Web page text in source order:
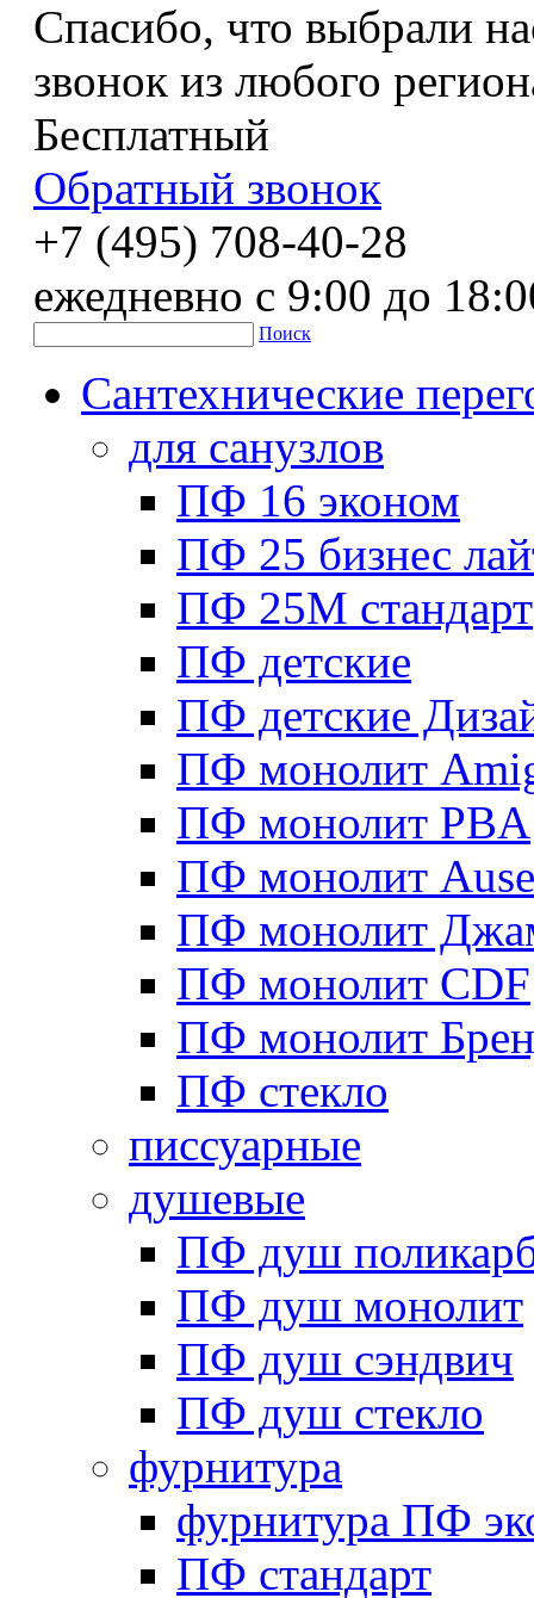
Спасибо, что выбрали
звонок из любого
Бесплатный
Обратный звонок
+7 (495) 708-40-28
ежедневно с 9:00 до
Поиск
Сантехнические
для санузлов
ПФ 16 эконом
ПФ 25 бизнес
ПФ 25М стандарт
ПФ детские
ПФ детские
ПФ монолит
ПФ монолит PBA
ПФ монолит
ПФ монолит
ПФ монолит CDF
ПФ монолит
ПФ стекло
писсуарные
душевые
ПФ душ
ПФ душ монолит
ПФ душ сэндвич
ПФ душ стекло
фурнитура
фурнитура ПФ
ПФ стандарт